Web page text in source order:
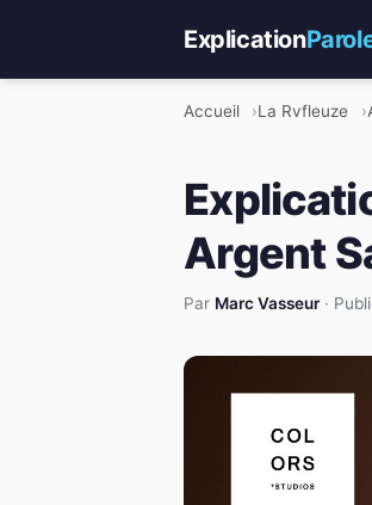
Explication
Accueil La Rvfleuze
Argent
Par Marc Vasseur·